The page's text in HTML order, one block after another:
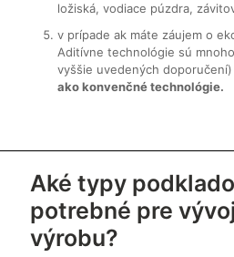
ložiská, vodiace púzdra,
v prípade ak máte záujem o
Aditívne technológie sú
vyššie uvedených doporučení)
ako konvenčné technológie.
Aké typy
potrebné pre
výrobu?